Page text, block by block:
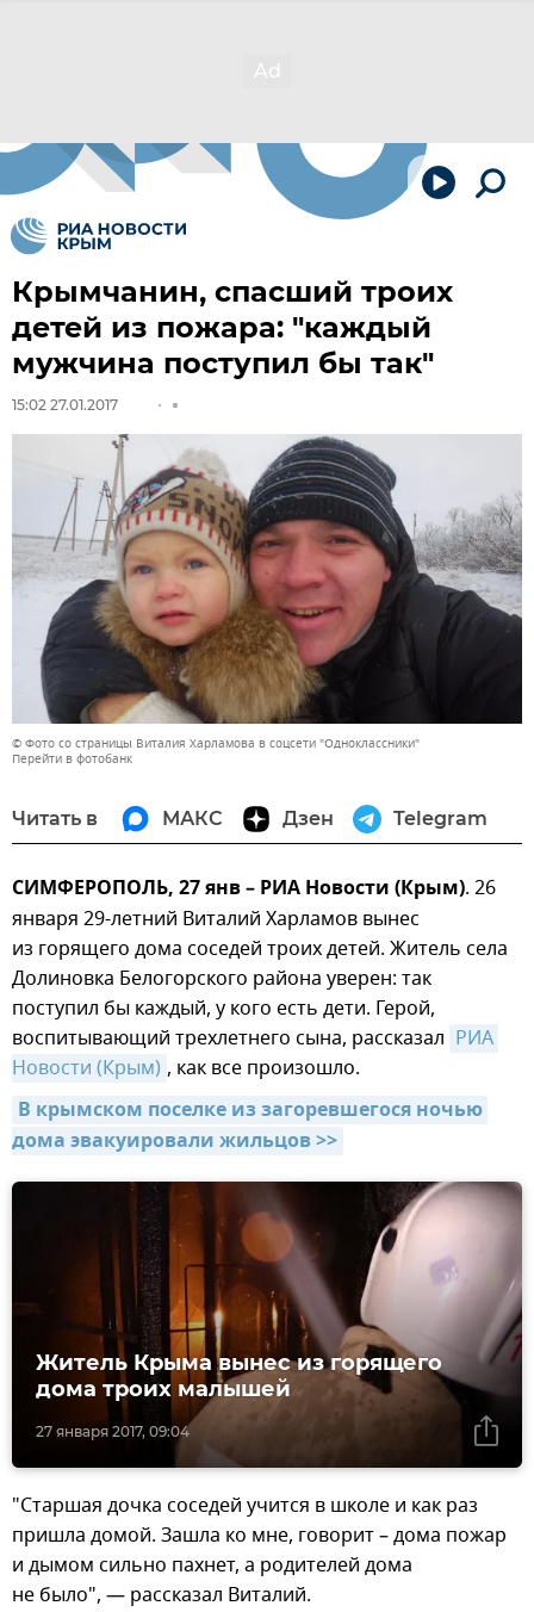
Крымчанин, спасший троих
детей из пожара: "каждый
мужчина поступил бы так"
15:02 27.01.2017
© Фото со страницы Виталия Харламова в соцсети "Одноклассники"
Перейти в фотобанк
Читать в МАКС Дзен Telegram
СИМФЕРОПОЛЬ, 27 янв – РИА Новости (Крым). 26
января 29-летний Виталий Харламов вынес
из горящего дома соседей троих детей. Житель села
Долиновка Белогорского района уверен: так
поступил бы каждый, у кого есть дети. Герой,
воспитывающий трехлетнего сына, рассказал РИА
Новости (Крым) , как все произошло.
В крымском поселке из загоревшегося ночью
дома эвакуировали жильцов >>
27 января 2017, 09:04
Житель Крыма вынес из горящего
дома троих малышей
"Старшая дочка соседей учится в школе и как раз
пришла домой. Зашла ко мне, говорит – дома пожар
и дымом сильно пахнет, а родителей дома
не было", — рассказал Виталий.